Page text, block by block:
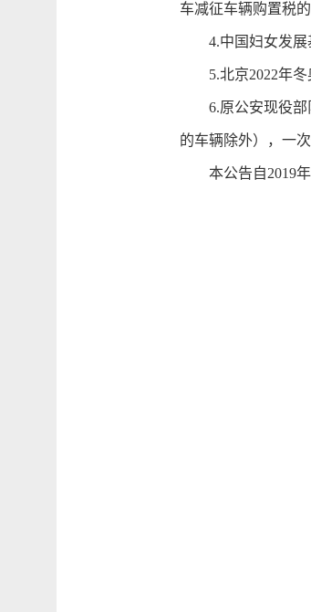
车减征车辆购置税
4.中国妇女发展基
5.北京2022年冬
6.原公安现役部队
的车辆除外），一
本公告自2019年7